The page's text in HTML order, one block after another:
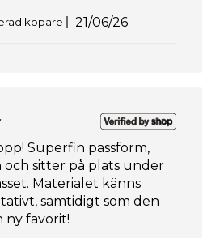
köpare 21/06/26
Superfin passform,
och sitter på plats under
Materialet känns
samtidigt som den
ny favorit!